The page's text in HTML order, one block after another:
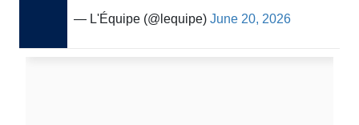
— L'Équipe (@lequipe) June 20, 2026